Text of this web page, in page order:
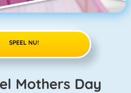
SPEEL NU!
Mothers Day